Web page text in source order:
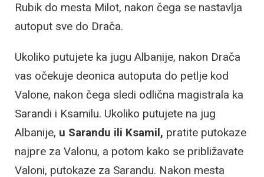
Rubik do mesta Milot, nakon čega se nastavlja
autoput sve do Drača.
Ukoliko putujete ka jugu Albanije, nakon Drača
vas očekuje deonica autoputa do petlje kod
Valone, nakon čega sledi odlična magistrala ka
Sarandi i Ksamilu. Ukoliko putujete na jug
Albanije, u Sarandu ili Ksamil, pratite putokaze
najpre za Valonu, a potom kako se približavate
Valoni, putokaze za Sarandu. Nakon mesta